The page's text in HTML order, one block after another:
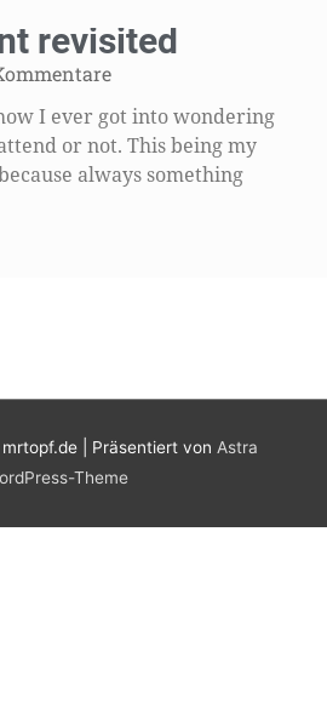
revisited
I ever got into wondering
or not. This being my
always something
mrtopf.de| Präsentiert von Astra
Theme